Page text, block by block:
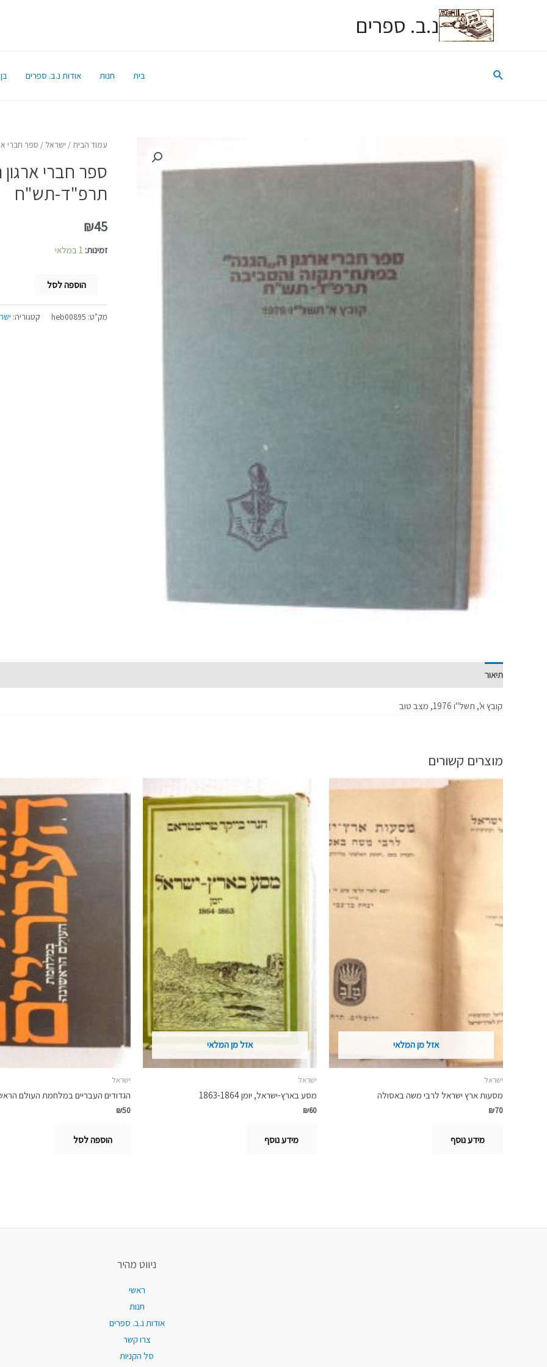
נ.ב. ספרים
בית חנות אודות נ.ב. ספרים
עמוד הבית/ ישראל / ספר חברי
ספר חברי
תרפ"ד-תש"ח
₪45
זמינות: 1 במלאי
הוספה לסל
מק"ט: heb00895 קטגוריה:
תיאור
קובץ א', תשל"ו 1976, מצב טוב
מוצרים קשורים
אזל מן המלאי
ישראל
מסעות ארץ ישראל לרבי משה באסולה
₪70
מידע נוסף
אזל מן המלאי
ישראל
מסע בארץ-ישראל, יומן 1863-1864
₪60
מידע נוסף
ישראל
הגדודים העבריים במלחמת העולם
₪50
הוספה לסל
ניווט מהיר
ראשי
חנות
אודות נ.ב. ספרים
צרו קשר
סל הקניות